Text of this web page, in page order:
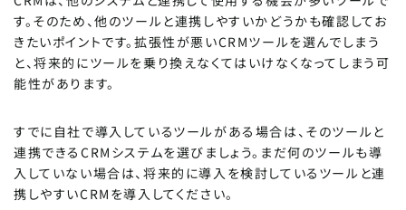
す。そのため、他のツールと連携しやすいかどうかも確認してお
きたいポイントです。拡張性が悪いCRMツールを選んでしまう
と、将来的にツールを乗り換えなくてはいけなくなってしまう可
能性があります。
すでに自社で導入しているツールがある場合は、そのツールと
連携できるCRMシステムを選びましょう。まだ何のツールも導
入していない場合は、将来的に導入を検討しているツールと連
携しやすいCRMを導入してください。
FIND ARTICLE
この記事をシェアする
Tips
記事内では選択したテキストやクリックし
が回ってきたにゃ〜〜